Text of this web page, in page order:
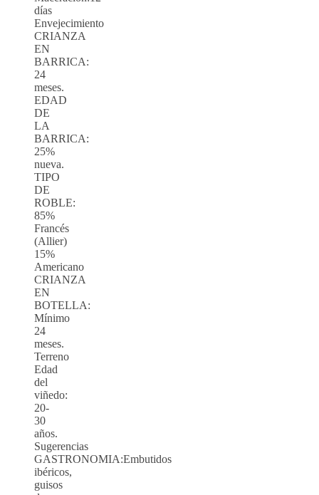
días
Envejecimiento
CRIANZA
EN
BARRICA:
24
meses.
EDAD
DE
LA
BARRICA:
25%
nueva.
TIPO
DE
ROBLE:
85%
Francés
(Allier)
15%
Americano
CRIANZA
EN
BOTELLA:
Mínimo
24
meses.
Terreno
Edad
del
viñedo:
20-
30
años.
Sugerencias
GASTRONOMIA:Embutidos
ibéricos,
guisos